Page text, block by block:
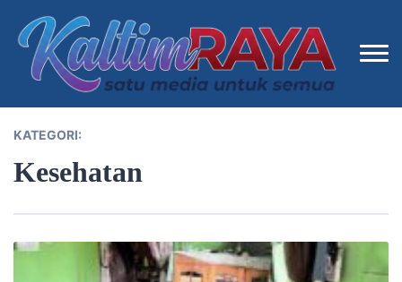
KATEGORI:
Kesehatan